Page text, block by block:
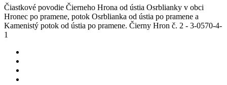
Čiastkové povodie Čierneho Hrona od ústia Osrblianky v obci
Hronec po pramene, potok Osrblianka od ústia po pramene a
Kamenistý potok od ústia po pramene. Čierny Hron č. 2 - 3-0570-4-
1